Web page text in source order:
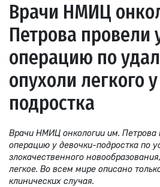
Врачи НМИЦ
Петрова провели
операцию по
опухоли легкого
подростка
Врачи НМИЦ онкологии им.
операцию у девочки-подростка по
злокачественного
легкое. Во всем мире описано
клинических случая.